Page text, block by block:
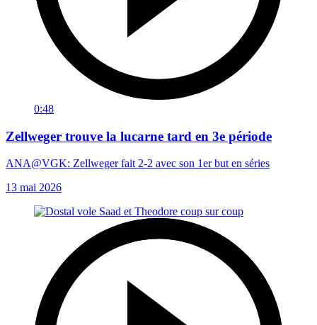
0:48
Zellweger trouve la lucarne tard en 3e période
ANA@VGK: Zellweger fait 2-2 avec son 1er but en séries
13 mai 2026